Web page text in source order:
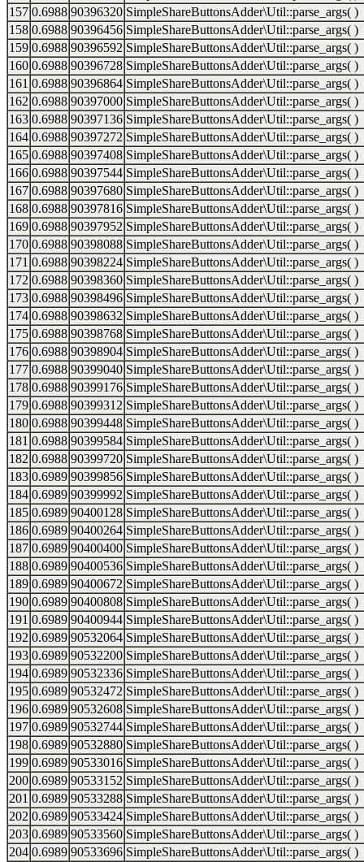
157 0.6988 90396320 SimpleShareButtonsAdder\Util::parse_args( )
158 0.6988 90396456 SimpleShareButtonsAdder\Util::parse_args( )
159 0.6988 90396592 SimpleShareButtonsAdder\Util::parse_args( )
160 0.6988 90396728 SimpleShareButtonsAdder\Util::parse_args( )
161 0.6988 90396864 SimpleShareButtonsAdder\Util::parse_args( )
162 0.6988 90397000 SimpleShareButtonsAdder\Util::parse_args( )
163 0.6988 90397136 SimpleShareButtonsAdder\Util::parse_args( )
164 0.6988 90397272 SimpleShareButtonsAdder\Util::parse_args( )
165 0.6988 90397408 SimpleShareButtonsAdder\Util::parse_args( )
166 0.6988 90397544 SimpleShareButtonsAdder\Util::parse_args( )
167 0.6988 90397680 SimpleShareButtonsAdder\Util::parse_args( )
168 0.6988 90397816 SimpleShareButtonsAdder\Util::parse_args( )
169 0.6988 90397952 SimpleShareButtonsAdder\Util::parse_args( )
170 0.6988 90398088 SimpleShareButtonsAdder\Util::parse_args( )
171 0.6988 90398224 SimpleShareButtonsAdder\Util::parse_args( )
172 0.6988 90398360 SimpleShareButtonsAdder\Util::parse_args( )
173 0.6988 90398496 SimpleShareButtonsAdder\Util::parse_args( )
174 0.6988 90398632 SimpleShareButtonsAdder\Util::parse_args( )
175 0.6988 90398768 SimpleShareButtonsAdder\Util::parse_args( )
176 0.6988 90398904 SimpleShareButtonsAdder\Util::parse_args( )
177 0.6988 90399040 SimpleShareButtonsAdder\Util::parse_args( )
178 0.6988 90399176 SimpleShareButtonsAdder\Util::parse_args( )
179 0.6988 90399312 SimpleShareButtonsAdder\Util::parse_args( )
180 0.6988 90399448 SimpleShareButtonsAdder\Util::parse_args( )
181 0.6988 90399584 SimpleShareButtonsAdder\Util::parse_args( )
182 0.6988 90399720 SimpleShareButtonsAdder\Util::parse_args( )
183 0.6989 90399856 SimpleShareButtonsAdder\Util::parse_args( )
184 0.6989 90399992 SimpleShareButtonsAdder\Util::parse_args( )
185 0.6989 90400128 SimpleShareButtonsAdder\Util::parse_args( )
186 0.6989 90400264 SimpleShareButtonsAdder\Util::parse_args( )
187 0.6989 90400400 SimpleShareButtonsAdder\Util::parse_args( )
188 0.6989 90400536 SimpleShareButtonsAdder\Util::parse_args( )
189 0.6989 90400672 SimpleShareButtonsAdder\Util::parse_args( )
190 0.6989 90400808 SimpleShareButtonsAdder\Util::parse_args( )
191 0.6989 90400944 SimpleShareButtonsAdder\Util::parse_args( )
192 0.6989 90532064 SimpleShareButtonsAdder\Util::parse_args( )
193 0.6989 90532200 SimpleShareButtonsAdder\Util::parse_args( )
194 0.6989 90532336 SimpleShareButtonsAdder\Util::parse_args( )
195 0.6989 90532472 SimpleShareButtonsAdder\Util::parse_args( )
196 0.6989 90532608 SimpleShareButtonsAdder\Util::parse_args( )
197 0.6989 90532744 SimpleShareButtonsAdder\Util::parse_args( )
198 0.6989 90532880 SimpleShareButtonsAdder\Util::parse_args( )
199 0.6989 90533016 SimpleShareButtonsAdder\Util::parse_args( )
200 0.6989 90533152 SimpleShareButtonsAdder\Util::parse_args( )
201 0.6989 90533288 SimpleShareButtonsAdder\Util::parse_args( )
202 0.6989 90533424 SimpleShareButtonsAdder\Util::parse_args( )
203 0.6989 90533560 SimpleShareButtonsAdder\Util::parse_args( )
204 0.6989 90533696 SimpleShareButtonsAdder\Util::parse_args( )